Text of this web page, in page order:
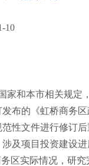
10
和本市相关规定
布的《虹桥商务
性文件进行修订
及项目投资建设
区实际情况，研